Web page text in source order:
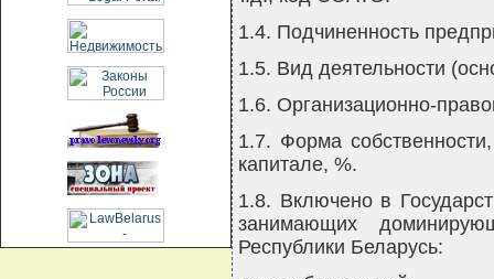
1.4. Подчиненность
1.5. Вид деятельности
1.6. Организационно-
1.7. Форма
капитале, %.
1.8. Включено в
занимающих
Республики Беларусь: